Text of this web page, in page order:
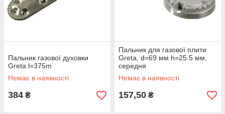
Пальник газової духовки
Greta l=375m
Немає в наявності
384 ₴
Пальник для газової плити
Greta, d=69 мм h=25.5 мм,
середня
Немає в наявності
157,50 ₴